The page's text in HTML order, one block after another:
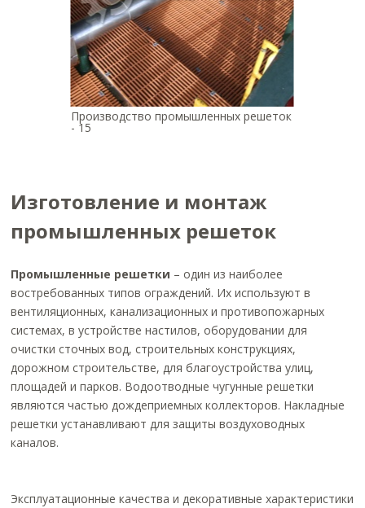
Производство промышленных решеток
- 15
Изготовление и монтаж
промышленных решеток
Промышленные решетки – один из наиболее
востребованных типов ограждений. Их используют в
вентиляционных, канализационных и противопожарных
системах, в устройстве настилов, оборудовании для
очистки сточных вод, строительных конструкциях,
дорожном строительстве, для благоустройства улиц,
площадей и парков. Водоотводные чугунные решетки
являются частью дождеприемных коллекторов. Накладные
решетки устанавливают для защиты воздуховодных
каналов.
Эксплуатационные качества и декоративные характеристики